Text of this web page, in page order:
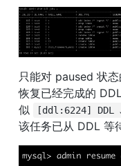
只能对 paused 状
恢复已经完成的
似
[ddl:6224] DDL
该任务已从 DDL 等